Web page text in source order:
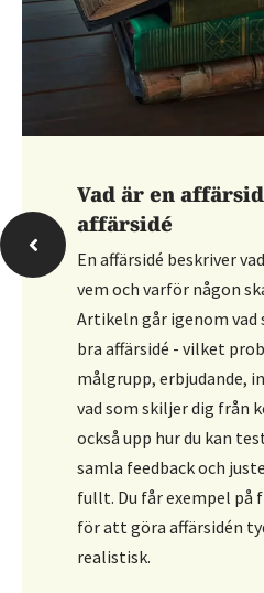
Vad är en
affärsidé
En affärsidé beskriver
vem och varför någon
Artikeln går igenom vad
bra affärsidé - vilket
målgrupp, erbjudande,
vad som skiljer dig från
också upp hur du kan
samla feedback och
fullt. Du får exempel på
för att göra affärsidén
realistisk.